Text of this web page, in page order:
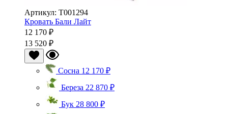
Артикул: Т001294
Кровать Бали Лайт
12 170 ₽
13 520 ₽
Сосна 12 170 ₽
Береза 22 870 ₽
Бук 28 800 ₽